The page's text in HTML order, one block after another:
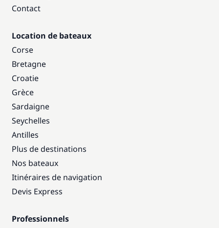
Contact
Location de bateaux
Corse
Bretagne
Croatie
Grèce
Sardaigne
Seychelles
Antilles
Plus de destinations
Nos bateaux
Itinéraires de navigation
Devis Express
Professionnels